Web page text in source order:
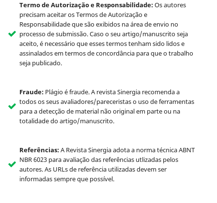
Termo de Autorização e Responsabilidade:Os autores
precisam aceitar os Termos de Autorização e
Responsabilidade que são exibidos na área de envio no
processo de submissão. Caso o seu artigo/manuscrito seja
aceito, é necessário que esses termos tenham sido lidos e
assinalados em termos de concordância para que o trabalho
seja publicado.
Fraude:Plágio é fraude. A revista Sinergia recomenda a
todos os seus avaliadores/pareceristas o uso de ferramentas
para a detecção de material não original em parte ou na
totalidade do artigo/manuscrito.
Referências:A Revista Sinergia adota a norma técnica ABNT
NBR 6023 para avaliação das referências utlizadas pelos
autores. As URLs de referência utilizadas devem ser
informadas sempre que possível.